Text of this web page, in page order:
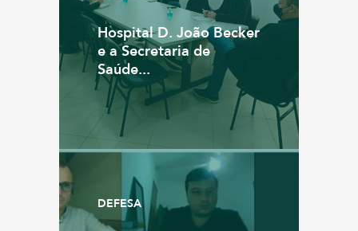
Hospital D. João Becker
e a Secretaria de
Saúde...
DEFESA